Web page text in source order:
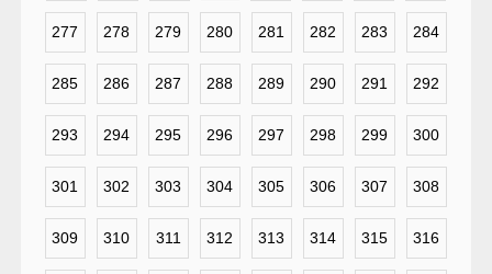
277 278 279 280 281 282 283 284
285 286 287 288 289 290 291 292
293 294 295 296 297 298 299 300
301 302 303 304 305 306 307 308
309 310 311 312 313 314 315 316